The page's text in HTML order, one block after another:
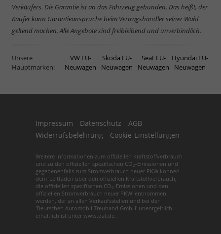
Verkäufers. Die Garantie ist an das Fahrzeug gebunden. Das heißt, der
Käufer kann Garantieansprüche beim Vertragshändler seiner Wahl
geltend machen. Alle Angebote sind freibleibend und unverbindlich.
Unsere
Hauptmarken:
VW EU-
Neuwagen
Skoda EU-
Neuwagen
Seat EU-
Neuwagen
Hyundai EU-
Neuwagen
Impressum Datenschutz
AGB
Widerrufsbelehrung
Cookie-Einstellungen
Weitere Informationen zum offiziellen Kraftstoffverbrauch
und zu den offiziellen spezifischen CO2 -Emissionen und
gegebenenfalls zum Stromverbrauch neuer PKW können
dem 'Leitfaden über den offiziellen Kraftstoffverbrauch,
die offiziellen spezifischen CO2 -Emissionen und den
offiziellen Stromverbrauch neuer PKW' entnommen
werden, der an allen Verkaufsstellen und bei der
'Deutschen Automobil Treuhand GmbH' unentgeltlich
erhältlich ist unter www.dat.de.